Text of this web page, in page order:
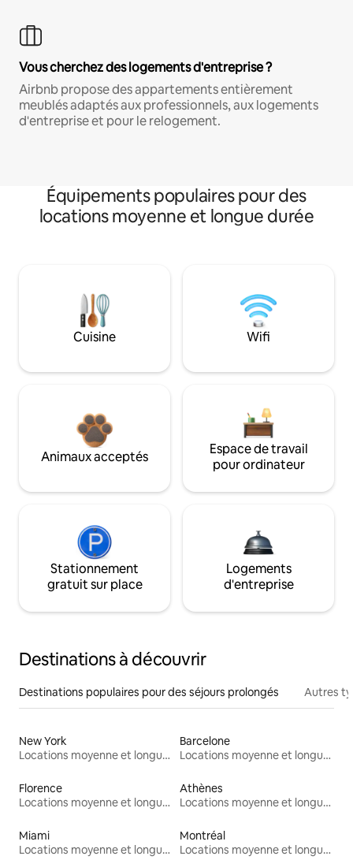
Vous cherchez des logements d'entreprise ?
Airbnb propose des appartements entièrement
meublés adaptés aux professionnels, aux logements
d'entreprise et pour le relogement.
Équipements populaires pour des
locations moyenne et longue durée
Cuisine Wifi
Animaux acceptés
Espace de travail
pour ordinateur
Stationnement
gratuit sur place
Logements
d'entreprise
Destinations à découvrir
Destinations populaires pour des séjours prolongés Autres
New York
Locations moyenne et longue durée
Barcelone
Locations moyenne et longue durée
Florence
Locations moyenne et longue durée
Athènes
Locations moyenne et longue durée
Miami
Locations moyenne et longue durée
Montréal
Locations moyenne et longue durée